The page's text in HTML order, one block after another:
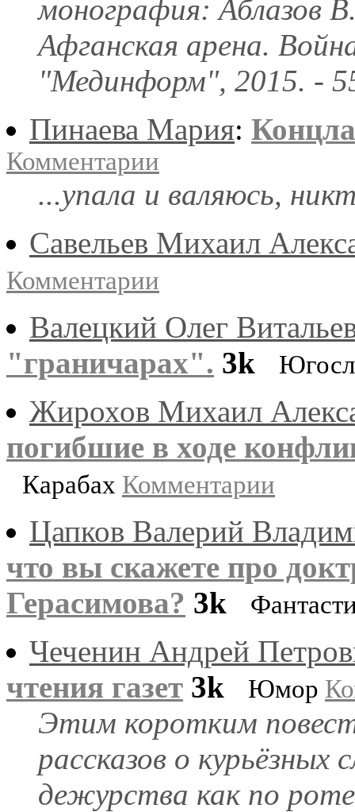
монография: Аблазов
Афганская арена.
"Мединформ", 2015. -
Пинаева Мария:
Комментарии
...упала и валяюсь,
Савельев Михаил
Комментарии
Валецкий Олег
"граничарах". 3k
Жирохов Михаил
погибшие в ходе
Карабах Комментарии
Цапков Валерий
что вы скажете про
Герасимова? 3k
Чеченин Андрей
чтения газет 3k Юмор
Этим коротким
рассказов о курьёзных
дежурства как по